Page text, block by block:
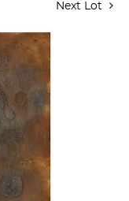
Next Lot